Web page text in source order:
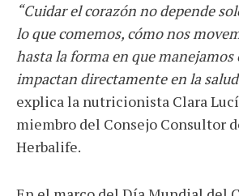
“Cuidar el corazón no depende
lo que comemos, cómo nos
hasta la forma en que manejamos
impactan directamente en la
explica la nutricionista Clara
miembro del Consejo Consultor
Herbalife.